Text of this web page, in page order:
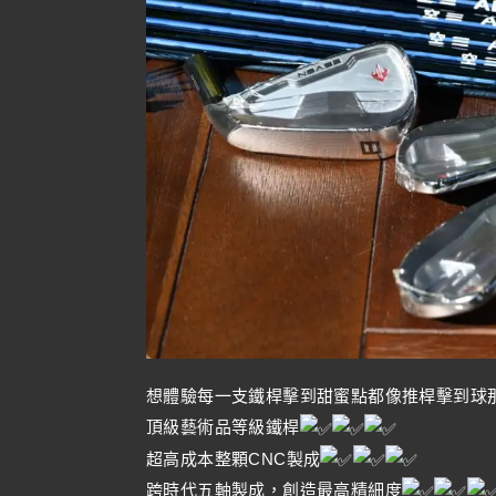
想體驗每一支鐵桿擊到甜蜜點都像推桿擊到球
頂級藝術品等級鐵桿
超高成本整顆CNC製成
跨時代五軸製成，創造最高精細度